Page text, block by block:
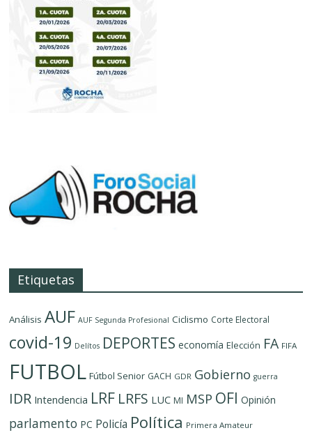
Etiquetas
Análisis AUF AUF Segunda Profesional Ciclismo Corte Electoral
covid-19 Delítos DEPORTES economía Elección FA FIFA
FUTBOL Fútbol Senior GACH GDR Gobierno guerra
IDR Intendencia LRF LRFS LUC MI MSP OFI Opinión
parlamento PC Policía Política Primera Amateur